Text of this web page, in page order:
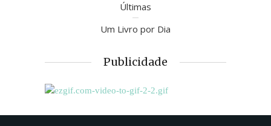
Últimas
Um Livro por Dia
Publicidade